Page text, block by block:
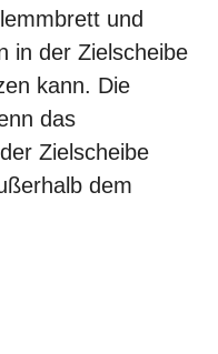
und
in der Zielscheibe
kann. Die
das
Zielscheibe
dem